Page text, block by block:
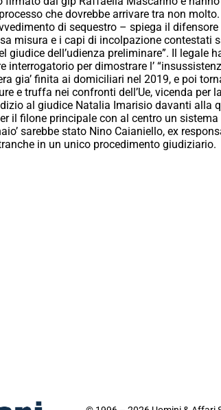
che dovrebbe arrivare tra non molto.
di sequestro – spiega il
misura e i capi di incolpazione contestati
giudice dell’udienza preliminare”. Il legale
interrogatorio per dimostrare l’
gia’ finita ai domiciliari nel 2019, e poi
e truffa nei confronti dell’Ue, vicenda per
al giudice Natalia Imarisio davanti alla
il filone principale con al centro un
sarebbe stato Nino Caianiello, ex
in un unico procedimento giudiziario.